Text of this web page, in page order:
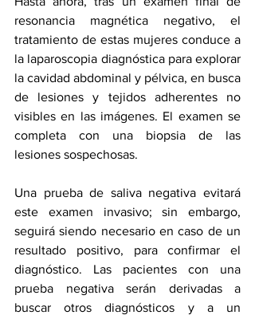
resonancia magnética negativo, el
tratamiento de estas mujeres conduce a
la laparoscopia diagnóstica para explorar
la cavidad abdominal y pélvica, en busca
de lesiones y tejidos adherentes no
visibles en las imágenes. El examen se
completa con una biopsia de las
lesiones sospechosas.
Una prueba de saliva negativa evitará
este examen invasivo; sin embargo,
seguirá siendo necesario en caso de un
resultado positivo, para confirmar el
diagnóstico. Las pacientes con una
prueba negativa serán derivadas a
buscar otros diagnósticos y a un